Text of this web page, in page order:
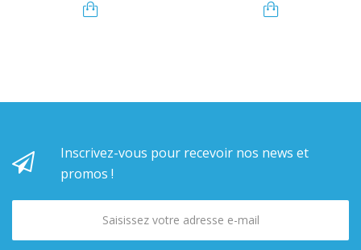
Inscrivez-vous pour recevoir nos news et
promos !